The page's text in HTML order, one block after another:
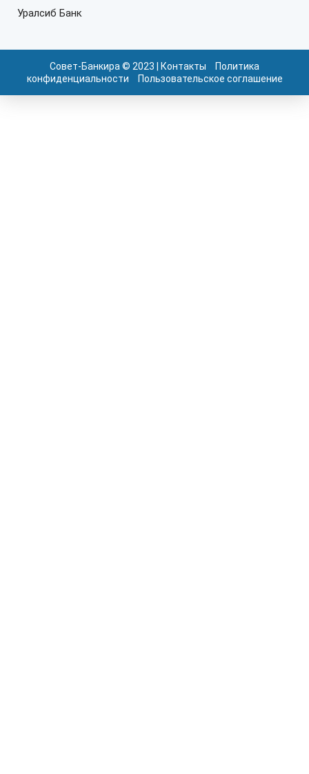
Уралсиб Банк
Совет-Банкира © 2023 | Контакты
Политика
конфиденциальности
Пользовательское соглашение